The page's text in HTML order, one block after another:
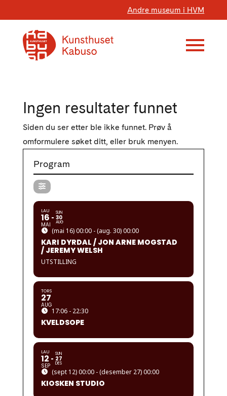
Andre museum i HVM
Ingen resultater funnet
Siden du ser etter ble ikke funnet. Prøv å
omformulere søket ditt, eller bruk menyen.
Program
LAU
16
MAI
SUN
30
AUG
(mai 16) 00:00 - (aug. 30) 00:00
KARI DYRDAL / JON ARNE MOGSTAD
/ JEREMY WELSH
UTSTILLING
TORS
27
AUG
17:06 - 22:30
KVELDSOPE
LAU
12
SEP
SUN
27
DES
(sept 12) 00:00 - (desember 27) 00:00
KIOSKEN STUDIO